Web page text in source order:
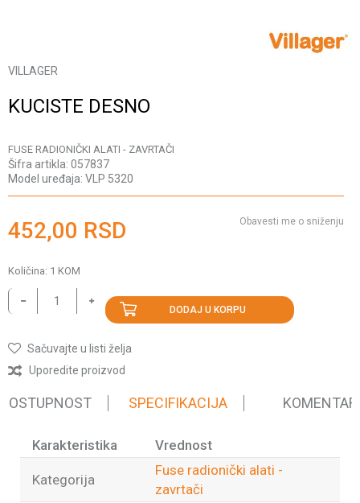
VILLAGER
KUCISTE DESNO
FUSE RADIONIČKI ALATI - ZAVRTAČI
Šifra artikla: 057837
Model uređaja: VLP 5320
452,00 RSD Obavesti me o sniženju
Količina: 1 KOM
DODAJ U KORPU
Sačuvajte u listi želja
Uporedite proizvod
SPECIFIKACIJA
Karakteristika Vrednost
Kategorija
Fuse radionički alati -
zavrtači